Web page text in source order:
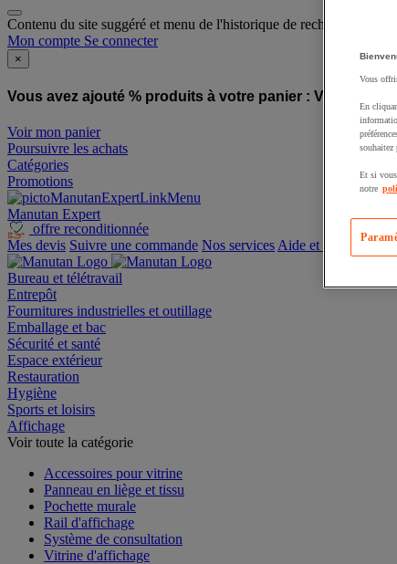
Contenu du site suggéré et menu de l'historique de recherche
Mon compte Se connecter
×
Vous avez ajouté % produits à votre panier : Vous avez
Voir mon panier
Poursuivre les achats
Catégories
Promotions
Manutan Expert
offre reconditionnée
Mes devis Suivre une commande Nos services Aide et contact
Bureau et télétravail
Entrepôt
Fournitures industrielles et outillage
Emballage et bac
Sécurité et santé
Espace extérieur
Restauration
Hygiène
Sports et loisirs
Affichage
Voir toute la catégorie
Accessoires pour vitrine
Panneau en liège et tissu
Pochette murale
Rail d'affichage
Système de consultation
Vitrine d'affichage
Vous
En
souhaitez
Et si
notre